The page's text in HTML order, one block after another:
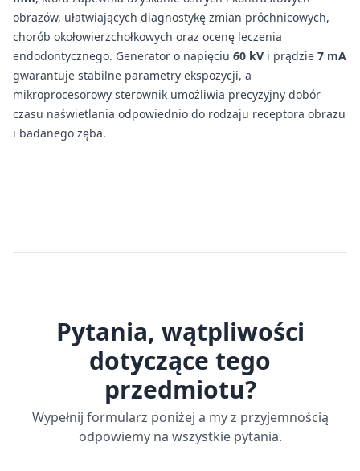
obrazów, ułatwiających diagnostykę zmian próchnicowych,
chorób okołowierzchołkowych oraz ocenę leczenia
endodontycznego. Generator o napięciu 60 kV i prądzie 7 mA
gwarantuje stabilne parametry ekspozycji, a
mikroprocesorowy sterownik umożliwia precyzyjny dobór
czasu naświetlania odpowiednio do rodzaju receptora obrazu
i badanego zęba.
Pytania, wątpliwości
dotyczące tego
przedmiotu?
Wypełnij formularz poniżej a my z przyjemnością
odpowiemy na wszystkie pytania.